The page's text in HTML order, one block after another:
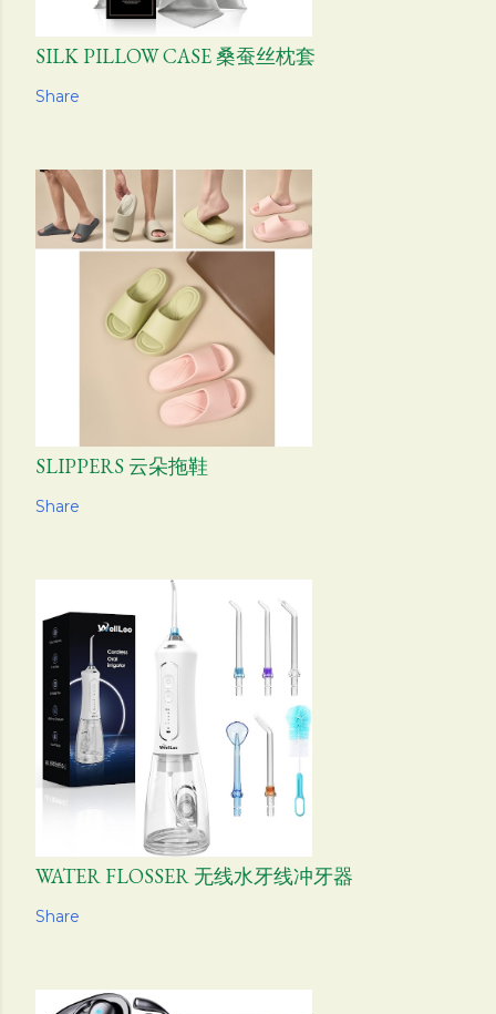
SILK PILLOW CASE 桑蚕丝枕套
Share
SLIPPERS 云朵拖鞋
Share
WATER FLOSSER 无线水牙线冲牙器
Share